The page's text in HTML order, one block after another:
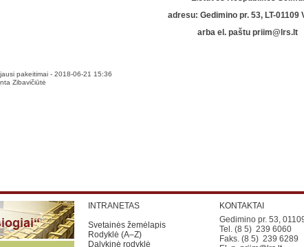
adresu: Gedimino pr. 53, LT-01109
arba el. paštu priim@lrs.lt
pakeitimai - 2018-06-21 15:36
Zibavičiūtė
INTRANETAS
Svetainės žemėlapis
Rodyklė (A–Z)
Dalykinė rodyklė
KONTAKTAI
Gedimino pr. 53,
Tel. (8 5) 239 6060
Faks. (8 5) 239 6289